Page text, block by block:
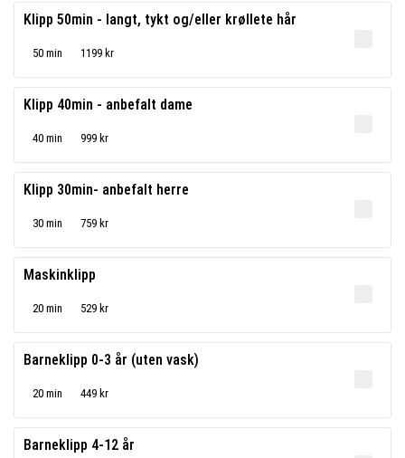
Klipp 50min - langt, tykt og/eller krøllete hår
50 min 1199 kr
Klipp 40min - anbefalt dame
40 min 999 kr
Klipp 30min- anbefalt herre
30 min 759 kr
Maskinklipp
20 min 529 kr
Barneklipp 0-3 år (uten vask)
20 min 449 kr
Barneklipp 4-12 år